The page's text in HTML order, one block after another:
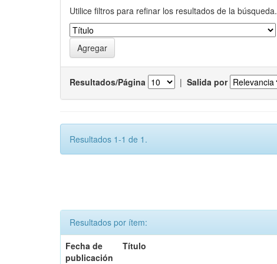
Utilice filtros para refinar los resultados de la búsqueda.
Resultados/Página | Salida por
Resultados 1-1 de 1.
Resultados por ítem:
Fecha de
publicación
Título